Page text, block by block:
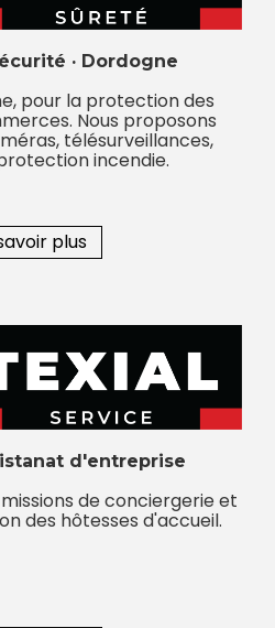
· Dordogne
pour la protection des
Nous proposons
télésurveillances,
incendie.
plus
d'entreprise
de conciergerie et
des hôtesses d'accueil.